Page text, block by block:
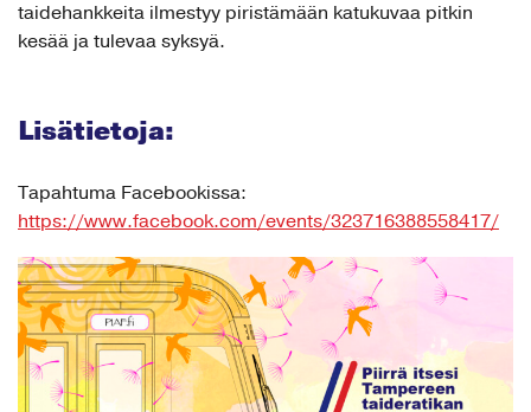
taidehankkeita ilmestyy piristämään katukuvaa pitkin
kesää ja tulevaa syksyä.
Lisätietoja:
Tapahtuma Facebookissa:
https://www.facebook.com/events/323716388558417/